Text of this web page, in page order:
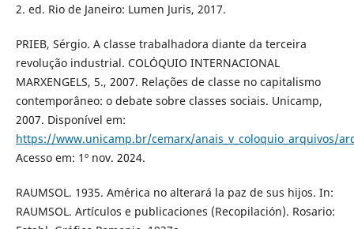
2. ed. Rio de Janeiro: Lumen Juris, 2017.
PRIEB, Sérgio. A classe trabalhadora diante da terceira
revolução industrial. COLÓQUIO INTERNACIONAL
MARXENGELS, 5., 2007. Relações de classe no capitalismo
contemporâneo: o debate sobre classes sociais. Unicamp,
2007. Disponível em:
https://www.unicamp.br/cemarx/anais_v_coloquio_arquivos/
Acesso em: 1º nov. 2024.
RAUMSOL. 1935. América no alterará la paz de sus hijos. In:
RAUMSOL. Artículos e publicaciones (Recopilación). Rosario: